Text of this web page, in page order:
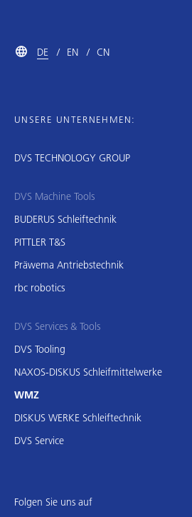
DE EN CN
UNSERE UNTERNEHMEN:
DVS TECHNOLOGY GROUP
DVS Machine Tools
BUDERUS Schleiftechnik
PITTLER T&S
Präwema Antriebstechnik
rbc robotics
DVS Services & Tools
DVS Tooling
NAXOS-DISKUS Schleifmittelwerke
WMZ
DISKUS WERKE Schleiftechnik
DVS Service
Folgen Sie uns auf